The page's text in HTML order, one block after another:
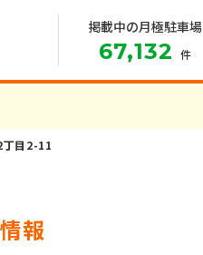
掲載中の月極駐車場
67,132 件
丁目2-11
報